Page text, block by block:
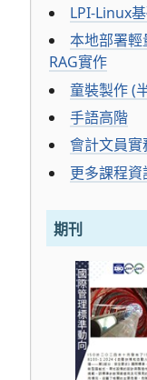
LPI-Linux
本地部署
RAG實作
童裝製作 (
手語高階
會計文員實
更多課程資
期刊